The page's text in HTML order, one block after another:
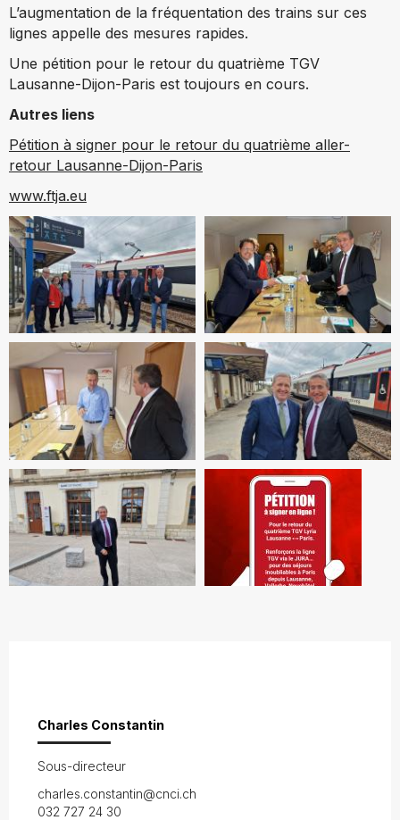
L’augmentation de la fréquentation des trains sur ces
lignes appelle des mesures rapides.
Une pétition pour le retour du quatrième TGV
Lausanne-Dijon-Paris est toujours en cours.
Autres liens
Pétition à signer pour le retour du quatrième aller-
retour Lausanne-Dijon-Paris
www.ftja.eu
Charles Constantin
Sous-directeur
charles.constantin@cnci.ch
032 727 24 30